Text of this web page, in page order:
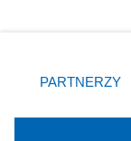
zmienić/
znajdujący się
rodzaje
użytkownika,
PARTNERZY